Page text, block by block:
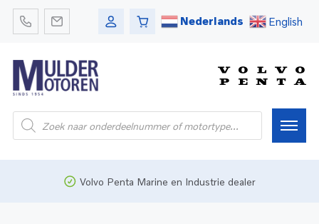
Nederlands English
Volvo Penta Marine en Industrie dealer